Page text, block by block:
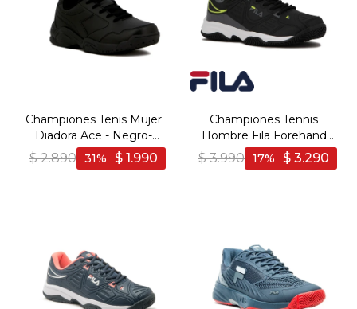
Championes Tenis Mujer
Diadora Ace - Negro-
Negro
$ 2.890 $ 1.990
31
Championes Tennis
Hombre Fila Forehand
Clay - Negro-Grafito
$ 3.990 $ 3.290
17